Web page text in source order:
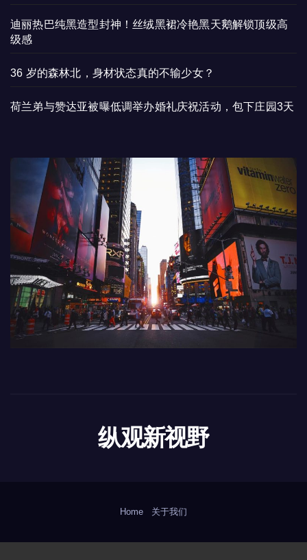
迪丽热巴纯黑造型封神！丝绒黑裙冷艳黑天鹅解锁顶级高
级感
36 岁的森林北，身材状态真的不输少女？
荷兰弟与赞达亚被曝低调举办婚礼庆祝活动，包下庄园3天
纵观新视野
Home 关于我们